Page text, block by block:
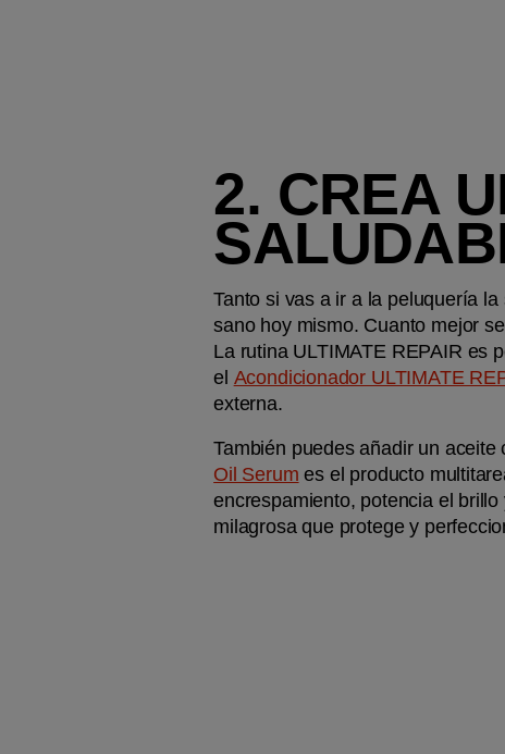
2. CREA
Tanto si vas a ir a la peluquería
sano hoy mismo. Cuanto mejor
La rutina ULTIMATE REPAIR es
el Acondicionador ULTIMATE
externa.
También puedes añadir un
Oil Serum es el producto
encrespamiento, potencia el
milagrosa que protege y